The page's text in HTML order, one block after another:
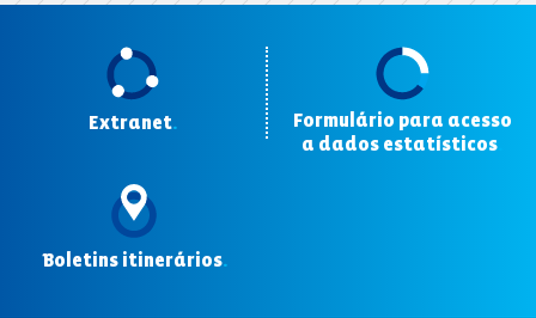
Extranet.
Formulário para acesso
a dados estatísticos
Boletins itinerários.